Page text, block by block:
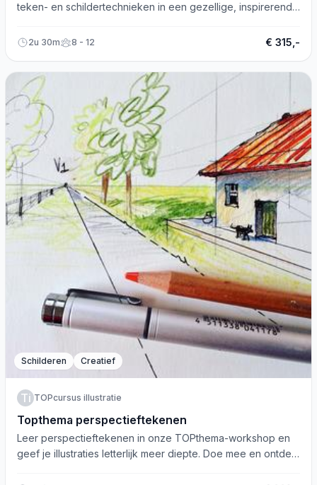
teken- en schildertechnieken in een gezellige, inspirerende
2u 30m 8 - 12 € 315,-
Schilderen Creatief
Ti TOPcursus illustratie
Topthema perspectieftekenen
Leer perspectieftekenen in onze TOPthema-workshop en
geef je illustraties letterlijk meer diepte. Doe mee en ontdek